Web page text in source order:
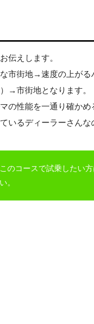
伝えします。
市街地→速度の上が
→市街地となります。
の性能を一通り確かめ
いるディーラーさんな
このコースで試乗したい
い。